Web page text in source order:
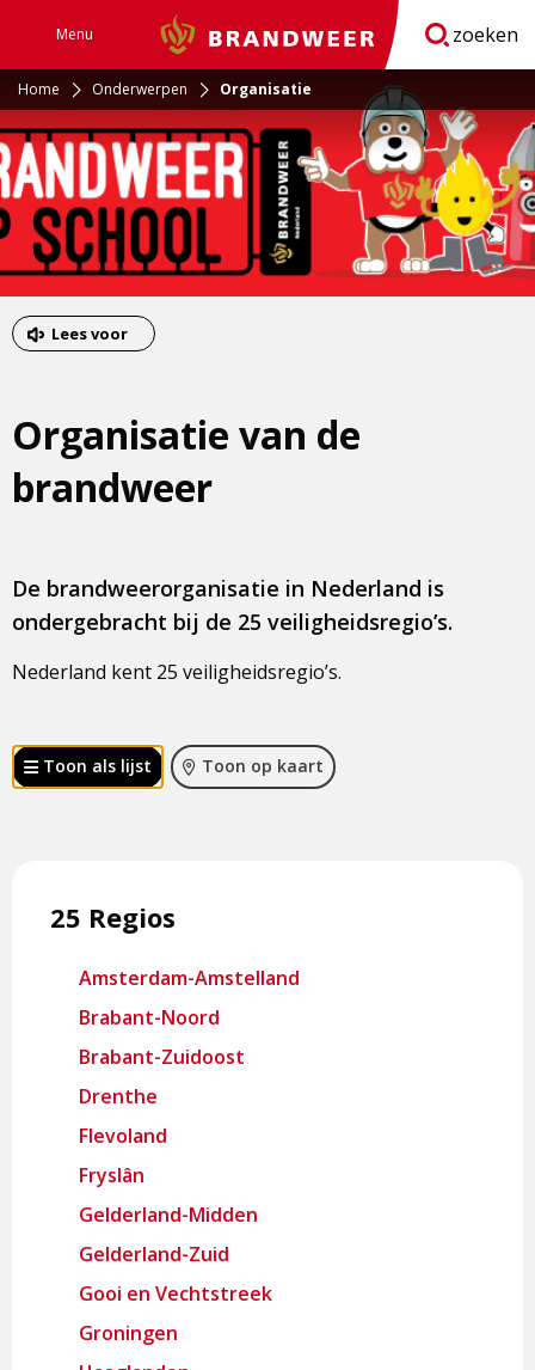
Menu Brandweer zoeken
Home Onderwerpen Organisatie
Lees voor
Organisatie van de
brandweer
De brandweerorganisatie in Nederland is
ondergebracht bij de 25 veiligheidsregio’s.
Nederland kent 25 veiligheidsregio’s.
Toon als lijst Toon op kaart
25 Regios
Amsterdam-Amstelland
Brabant-Noord
Brabant-Zuidoost
Drenthe
Flevoland
Fryslân
Gelderland-Midden
Gelderland-Zuid
Gooi en Vechtstreek
Groningen